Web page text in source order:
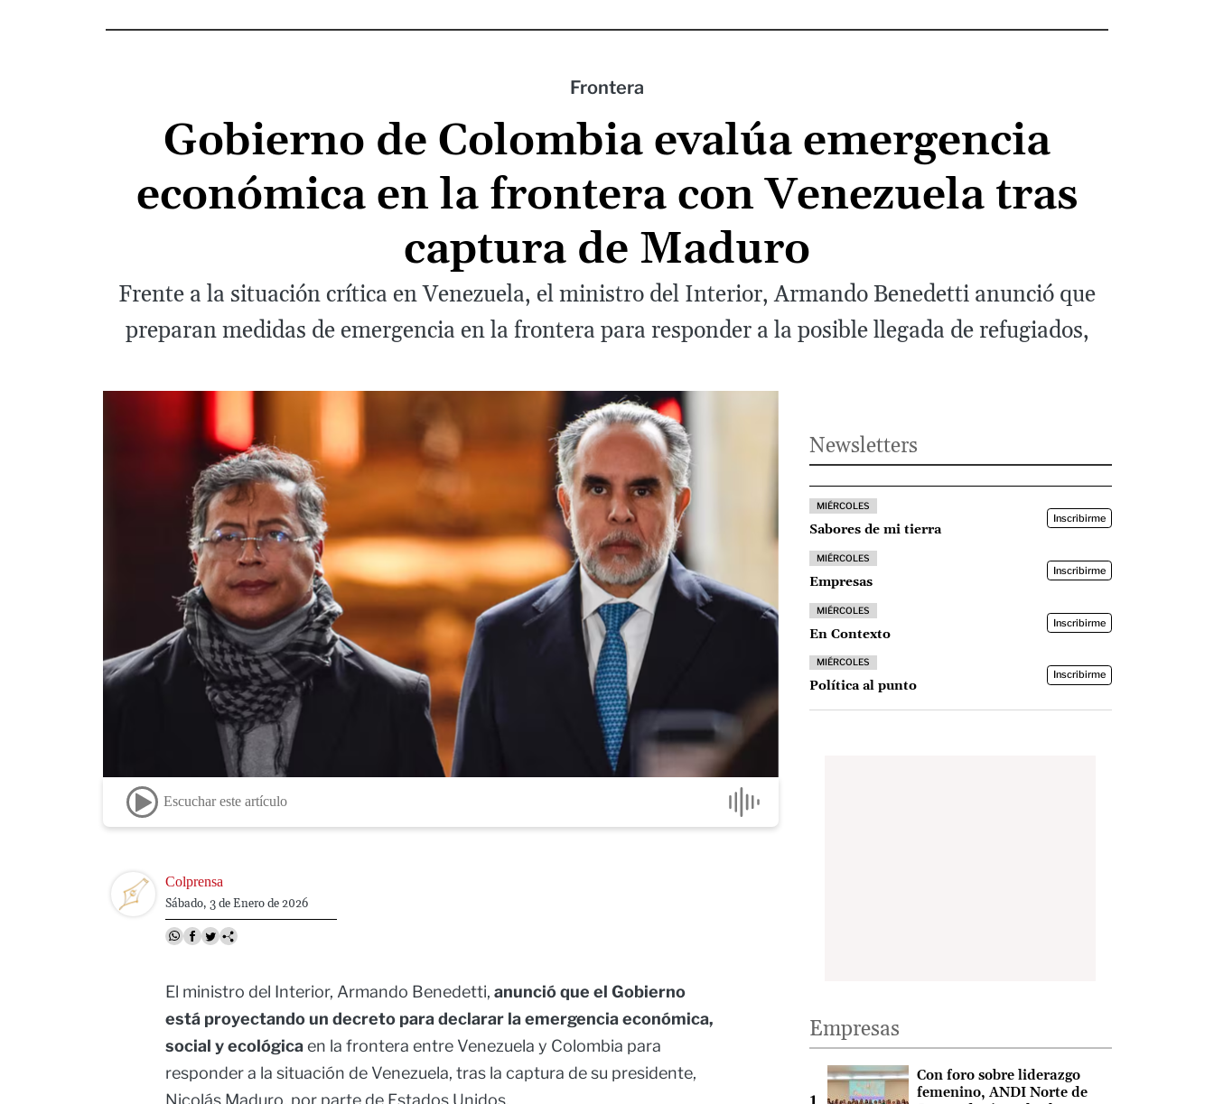
Frontera
Gobierno de Colombia evalúa emergencia
económica en la frontera con Venezuela tras
captura de Maduro
Frente a la situación crítica en Venezuela, el ministro del Interior, Armando Benedetti anunció que
preparan medidas de emergencia en la frontera para responder a la posible llegada de refugiados,
Escuchar este artículo
Image Colprensa
Sábado, 3 de Enero de 2026
El ministro del Interior, Armando Benedetti, anunció que el Gobierno
está proyectando un decreto para declarar la emergencia económica,
social y ecológicaen la frontera entre Venezuela y Colombia para
responder a la situación de Venezuela, tras la captura de su presidente,
Nicolás Maduro, por parte de Estados Unidos.
Newsletters
MIÉRCOLES
Sabores de mi tierra
Inscribirme
MIÉRCOLES
Empresas
Inscribirme
MIÉRCOLES
En Contexto
Inscribirme
MIÉRCOLES
Política al punto
Inscribirme
Empresas
Con foro sobre liderazgo
femenino, ANDI Norte de